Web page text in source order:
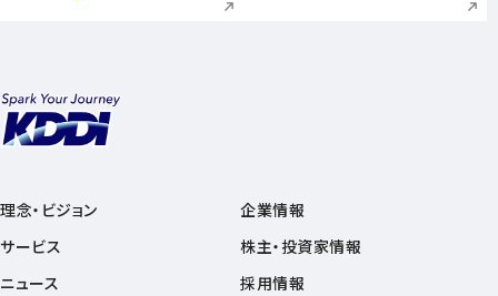
理念・ビジョン
サービス
ニュース
企業情報
株主・投資家情報
採用情報